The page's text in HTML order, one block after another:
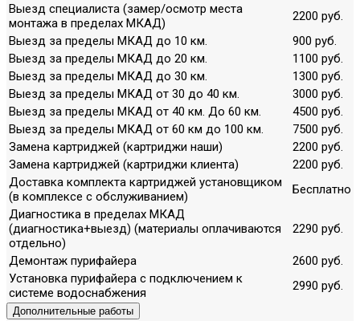
Выезд специалиста (замер/осмотр места
монтажа в пределах МКАД)
2200 руб.
Выезд за пределы МКАД до 10 км.
900 руб.
Выезд за пределы МКАД до 20 км.
1100 руб.
Выезд за пределы МКАД до 30 км.
1300 руб.
Выезд за пределы МКАД от 30 до 40 км.
3000 руб.
Выезд за пределы МКАД от 40 км. До 60 км.
4500 руб.
Выезд за пределы МКАД от 60 км до 100 км.
7500 руб.
Замена картриджей (картриджи наши)
2200 руб.
Замена картриджей (картриджи клиента)
2200 руб.
Доставка комплекта картриджей установщиком
(в комплексе с обслуживанием)
Бесплатно
Диагностика в пределах МКАД
(диагностика+выезд) (материалы оплачиваются
отдельно)
2290 руб.
Демонтаж пурифайера
2600 руб.
Установка пурифайера с подключением к
системе водоснабжения
2990 руб.
Дополнительные работы